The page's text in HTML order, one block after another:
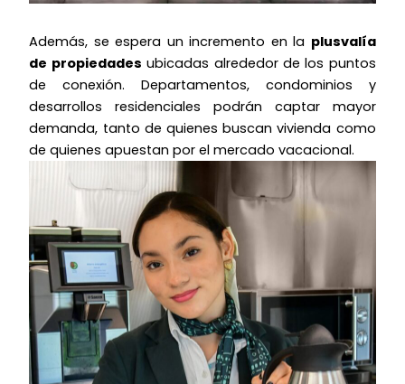
Además, se espera un incremento en la plusvalía
de propiedades ubicadas alrededor de los puntos
de conexión. Departamentos, condominios y
desarrollos residenciales podrán captar mayor
demanda, tanto de quienes buscan vivienda como
de quienes apuestan por el mercado vacacional.